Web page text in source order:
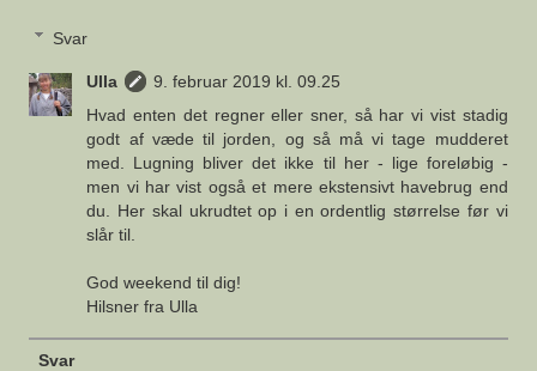
Svar
Ulla
9. februar 2019 kl. 09.25
Hvad enten det regner eller sner, så har vi vist stadig
godt af væde til jorden, og så må vi tage mudderet
med. Lugning bliver det ikke til her - lige foreløbig -
men vi har vist også et mere ekstensivt havebrug end
du. Her skal ukrudtet op i en ordentlig størrelse før vi
slår til.
God weekend til dig!
Hilsner fra Ulla
Svar